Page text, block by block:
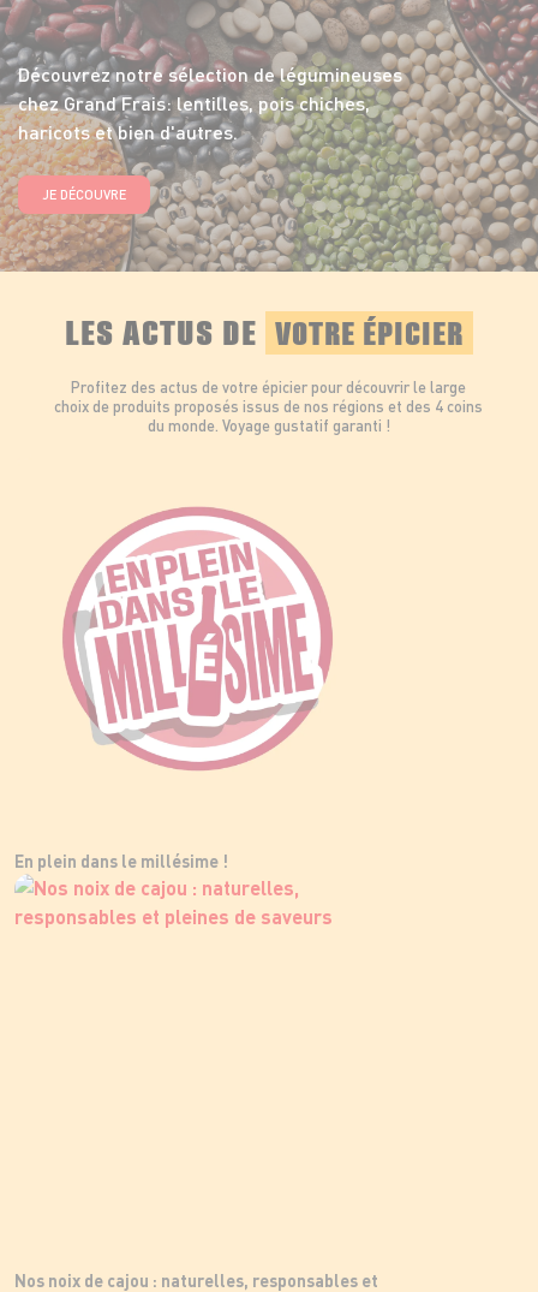
Découvrez notre sélection de légumineuses
chez Grand Frais: lentilles, pois chiches,
haricots et bien d'autres.
JE DÉCOUVRE
LES ACTUS DE VOTRE ÉPICIER
Profitez des actus de votre épicier pour découvrir le large
choix de produits proposés issus de nos régions et des 4 coins
du monde. Voyage gustatif garanti !
En plein dans le millésime !
Nos noix de cajou : naturelles, responsables et